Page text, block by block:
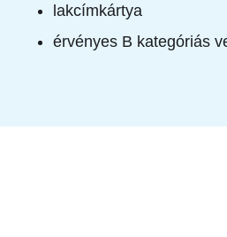
lakcímkártya
érvényes B kategóriás